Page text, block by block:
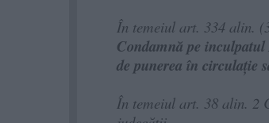
În temeiul art. 334 alin.
Condamnă pe
de punerea în circulație
În temeiul art. 38 alin. 2